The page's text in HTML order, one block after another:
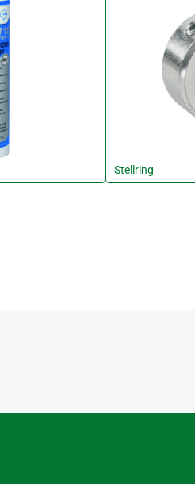
Stellring